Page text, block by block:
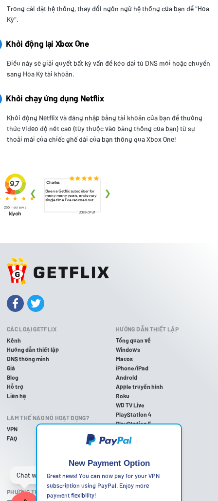
Trong cài đặt hệ thống, thay đổi ngôn ngữ hệ thống của bạn để "Hoa
Kỳ".
Khởi động lại Xbox One
Điều này sẽ giải quyết bất kỳ vấn đề kéo dài từ DNS mới hoặc chuyển
sang Hoa Kỳ tài khoản.
Khởi chạy ứng dụng Netflix
Khởi động Netflix và đăng nhập bằng tài khoản của bạn để thưởng
thức video độ nét cao (tùy thuộc vào băng thông của bạn) từ sự
thoải mái của chiếc ghế dài của bạn thông qua Xbox One!
CÁC LOẠI GETFLIX
Kênh
Hướng dẫn thiết lập
DNS thông minh
Giá
Blog
Hỗ trợ
Liên hệ
LÀM THẾ NÀO NÓ HOẠT ĐỘNG?
VPN
FAQ
HƯỚNG DẪN THIẾT LẬP
Tổng quan về
Windows
Macos
iPhone/iPad
Android
Apple truyền hình
Roku
WD TV Live
PlayStation 4
PlayStation 5
Xbox một
Nintendo Wii U
Nintendo Wii
PHƯƠNG THỨC THANH TOÁN ĐƯỢC CHẤP NHẬN
New Payment Option
Great news! You can now pay for your VPN
subscription using PayPal. Enjoy more
payment flexibility!